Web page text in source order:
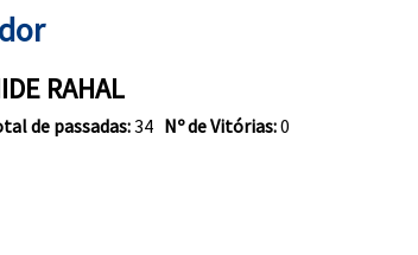
RAHAL
de passadas:34 Nº de Vitórias:0